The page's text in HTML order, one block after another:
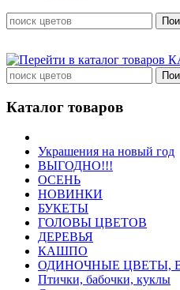
Каталог товаров
Украшения на новый год
ВЫГОДНО!!!
ОСЕНЬ
НОВИНКИ
БУКЕТЫ
ГОЛОВЫ ЦВЕТОВ
ДЕРЕВЬЯ
КАШПО
ОДИНОЧНЫЕ ЦВЕТЫ,
Птички, бабочки, куклы